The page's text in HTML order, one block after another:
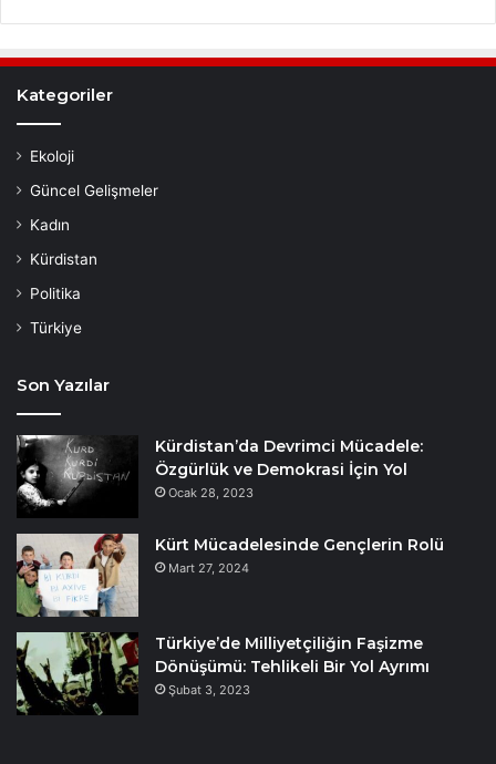
Kategoriler
Ekoloji
Güncel Gelişmeler
Kadın
Kürdistan
Politika
Türkiye
Son Yazılar
Kürdistan’da Devrimci Mücadele:
Özgürlük ve Demokrasi İçin Yol
Ocak 28, 2023
Kürt Mücadelesinde Gençlerin Rolü
Mart 27, 2024
Türkiye’de Milliyetçiliğin Faşizme
Dönüşümü: Tehlikeli Bir Yol Ayrımı
Şubat 3, 2023